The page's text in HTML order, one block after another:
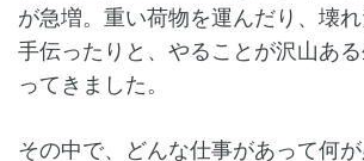
が急増。重い荷物を運んだり、壊
手伝ったりと、やることが沢山あ
ってきました。
その中で、どんな仕事があって何